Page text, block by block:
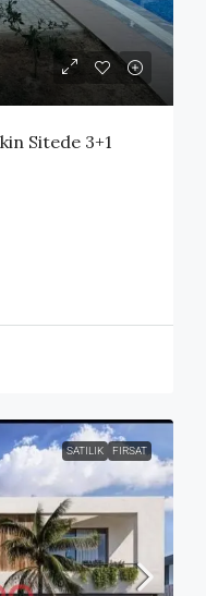
Sitede 3+1
SATILIK FIRSAT